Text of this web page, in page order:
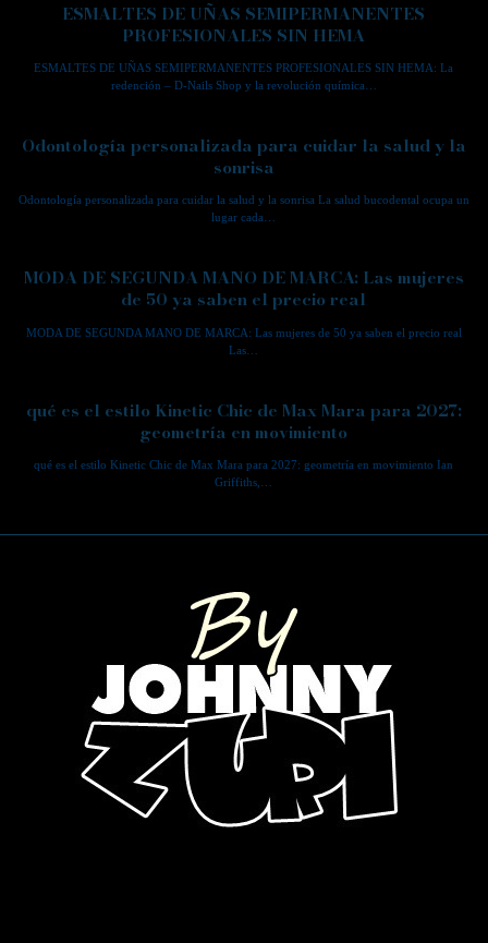
ESMALTES DE UÑAS SEMIPERMANENTES
PROFESIONALES SIN HEMA
ESMALTES DE UÑAS SEMIPERMANENTES PROFESIONALES SIN HEMA: La
redención – D-Nails Shop y la revolución química…
Odontología personalizada para cuidar la salud y la
sonrisa
Odontología personalizada para cuidar la salud y la sonrisa La salud bucodental ocupa un
lugar cada…
MODA DE SEGUNDA MANO DE MARCA: Las mujeres
de 50 ya saben el precio real
MODA DE SEGUNDA MANO DE MARCA: Las mujeres de 50 ya saben el precio real
Las…
qué es el estilo Kinetic Chic de Max Mara para 2027:
geometría en movimiento
qué es el estilo Kinetic Chic de Max Mara para 2027: geometría en movimiento Ian
Griffiths,…